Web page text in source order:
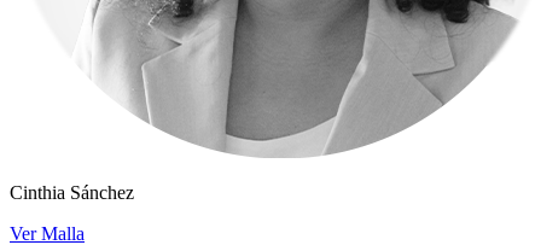
Cinthia Sánchez
Ver Malla